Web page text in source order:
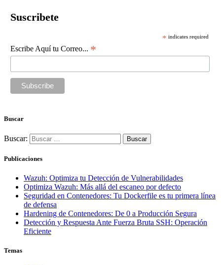
Suscribete
* indicates required
Escribe Aquí tu Correo... *
Buscar
Buscar:
Publicaciones
Wazuh: Optimiza tu Detección de Vulnerabilidades
Optimiza Wazuh: Más allá del escaneo por defecto
Seguridad en Contenedores: Tu Dockerfile es tu primera línea
de defensa
Hardening de Contenedores: De 0 a Producción Segura
Detección y Respuesta Ante Fuerza Bruta SSH: Operación
Eficiente
Temas